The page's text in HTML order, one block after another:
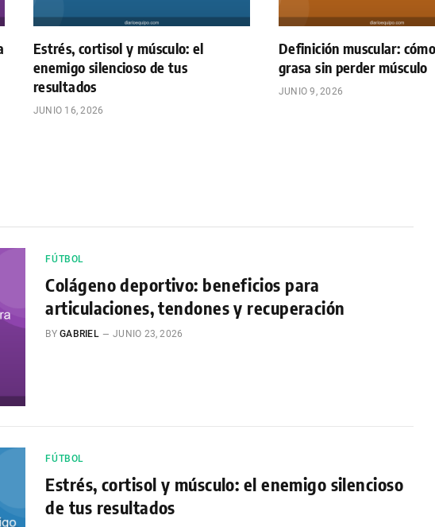
Estrés, cortisol y músculo: el
enemigo silencioso de tus
resultados
JUNIO 16, 2026
Definición muscular:
grasa sin perder músculo
JUNIO 9, 2026
FÚTBOL
Colágeno deportivo: beneficios para
articulaciones, tendones y recuperación
BY GABRIEL JUNIO 23, 2026
FÚTBOL
Estrés, cortisol y músculo: el enemigo silencioso
de tus resultados